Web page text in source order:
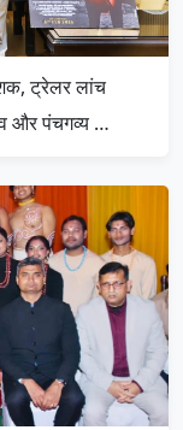
ट्रेलर लांच
और पंचगव्य …